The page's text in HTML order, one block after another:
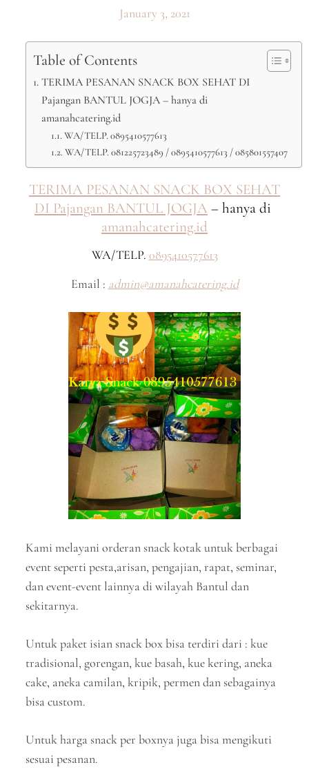
January 3, 2021
Table of Contents
TERIMA PESANAN SNACK BOX SEHAT DI
Pajangan BANTUL JOGJA – hanya di
amanahcatering.id
WA/TELP. 0895410577613
WA/TELP. 081225723489 / 0895410577613 / 085801557407
TERIMA PESANAN SNACK BOX SEHAT
DI Pajangan BANTUL JOGJA – hanya di
amanahcatering.id
WA/TELP. 0895410577613
Email : admin@amanahcatering.id
Kami melayani orderan snack kotak untuk berbagai
event seperti pesta,arisan, pengajian, rapat, seminar,
dan event-event lainnya di wilayah Bantul dan
sekitarnya.
Untuk paket isian snack box bisa terdiri dari : kue
tradisional, gorengan, kue basah, kue kering, aneka
cake, aneka camilan, kripik, permen dan sebagainya
bisa custom.
Untuk harga snack per boxnya juga bisa mengikuti
sesuai pesanan.